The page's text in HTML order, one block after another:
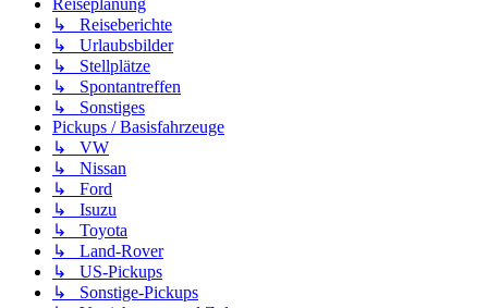
↳ Reiseberichte
↳ Urlaubsbilder
↳ Stellplätze
↳ Spontantreffen
↳ Sonstiges
Pickups / Basisfahrzeuge
↳ VW
↳ Nissan
↳ Ford
↳ Isuzu
↳ Toyota
↳ Land-Rover
↳ US-Pickups
↳ Sonstige-Pickups